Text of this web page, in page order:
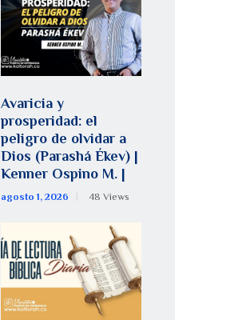
Avaricia y
prosperidad: el
peligro de olvidar a
Dios (Parashá Ékev) |
Kenner Ospino M. |
agosto 1, 2026 48 Views